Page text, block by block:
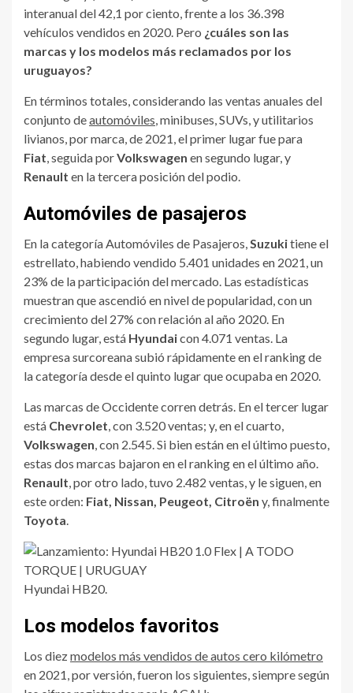
interanual del 42,1 por ciento, frente a los 36.398
vehículos vendidos en 2020. Pero ¿cuáles son las
marcas y los modelos más reclamados por los
uruguayos?
En términos totales, considerando las ventas anuales del
conjunto deautomóviles, minibuses, SUVs, y utilitarios
livianos, por marca, de 2021, el primer lugar fue para
Fiat, seguida porVolkswagen en segundo lugar, y
Renault en la tercera posición del podio.
Automóviles de pasajeros
En la categoría Automóviles de Pasajeros,Suzukitiene el
estrellato, habiendo vendido 5.401 unidades en 2021, un
23% de la participación del mercado. Las estadísticas
muestran que ascendió en nivel de popularidad, con un
crecimiento del 27% con relación al año 2020. En
segundo lugar, está Hyundaicon 4.071 ventas. La
empresa surcoreana subió rápidamente en el ranking de
la categoría desde el quinto lugar que ocupaba en 2020.
Las marcas de Occidente corren detrás. En el tercer lugar
está Chevrolet, con 3.520 ventas; y, en el cuarto,
Volkswagen, con 2.545. Si bien están en el último puesto,
estas dos marcas bajaron en el ranking en el último año.
Renault, por otro lado, tuvo 2.482 ventas, y le siguen, en
este orden: Fiat, Nissan, Peugeot, Citroën y, finalmente
Toyota.
Hyundai HB20.
Los modelos favoritos
Los diezmodelos más vendidos de autos cero kilómetro
en 2021, por versión, fueron los siguientes, siempre según